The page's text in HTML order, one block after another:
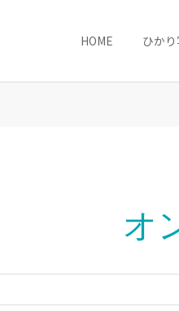
HOME ひか
オ